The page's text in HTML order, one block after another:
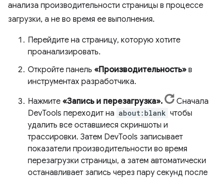
анализа производительности страницы в процессе
загрузки, а не во время ее выполнения.
Перейдите на страницу, которую хотите
проанализировать.
Откройте панель «Производительность» в
инструментах разработчика.
Нажмите «Запись и перезагрузка».
Сначала
DevTools переходит на about:blank чтобы
удалить все оставшиеся скриншоты и
трассировки. Затем DevTools записывает
показатели производительности во время
перезагрузки страницы, а затем автоматически
останавливает запись через пару секунд после